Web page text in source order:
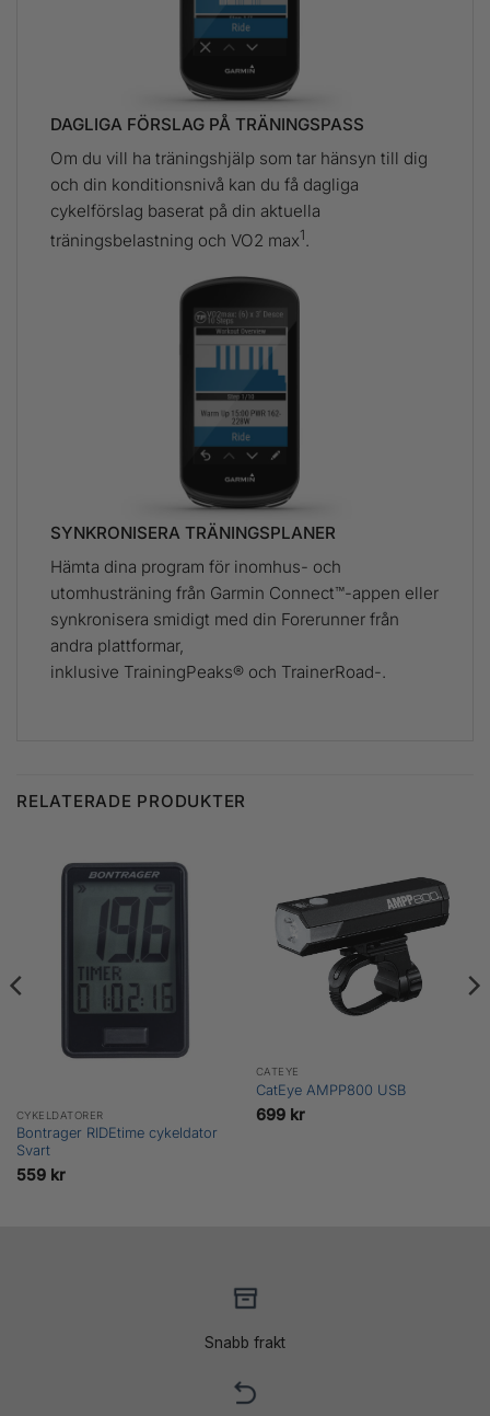
DAGLIGA FÖRSLAG PÅ TRÄNINGSPASS
Om du vill ha träningshjälp som tar hänsyn till dig
och din konditionsnivå kan du få dagliga
cykelförslag baserat på din aktuella
träningsbelastning och VO2 max1.
SYNKRONISERA TRÄNINGSPLANER
Hämta dina program för inomhus- och
utomhusträning från Garmin Connect™-appen eller
synkronisera smidigt med din Forerunner från
andra plattformar,
inklusive TrainingPeaks® och TrainerRoad-.
RELATERADE PRODUKTER
CYKELDATORER
Bontrager RIDEtime cykeldator
Svart
559 kr
CATEYE
CatEye AMPP800 USB
699 kr
Snabb frakt